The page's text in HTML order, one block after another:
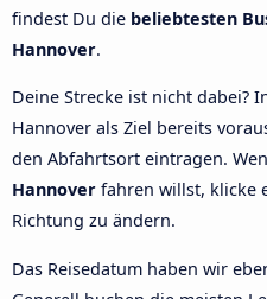
findest Du die beliebtesten
Hannover.
Deine Strecke ist nicht dabei?
Hannover als Ziel bereits
den Abfahrtsort eintragen.
Hannover fahren willst, klicke
Richtung zu ändern.
Das Reisedatum haben wir